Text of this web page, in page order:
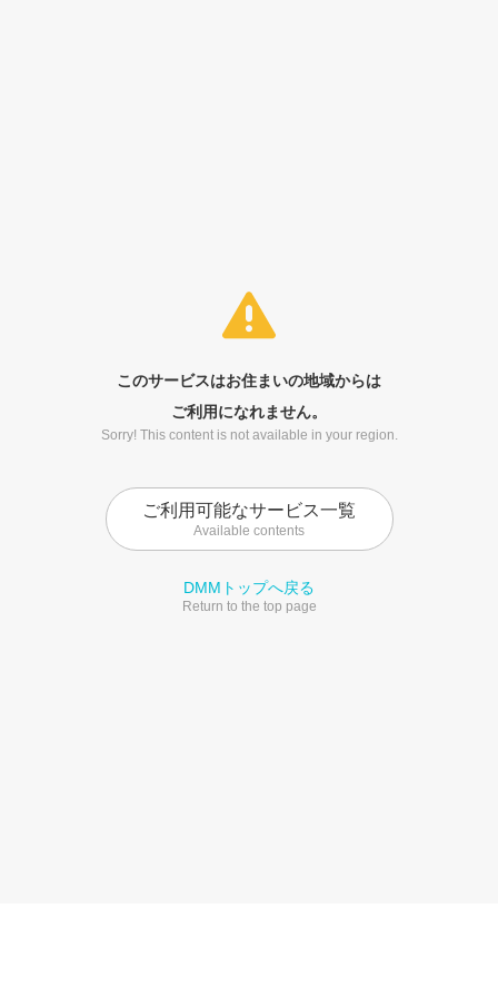
このサービスはお住まいの地域からは
ご利用になれません。
Sorry! This content is not available in your region.
ご利用可能なサービス一覧
Available contents
DMMトップへ戻る
Return to the top page